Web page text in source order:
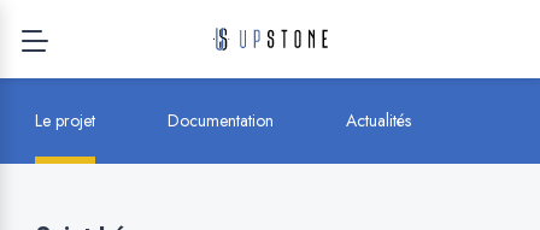
Le projet Documentation Actualités